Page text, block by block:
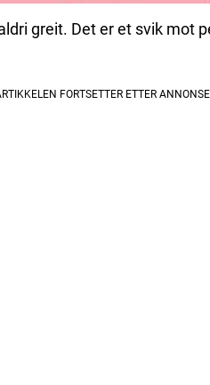
greit. Det er et svik mot